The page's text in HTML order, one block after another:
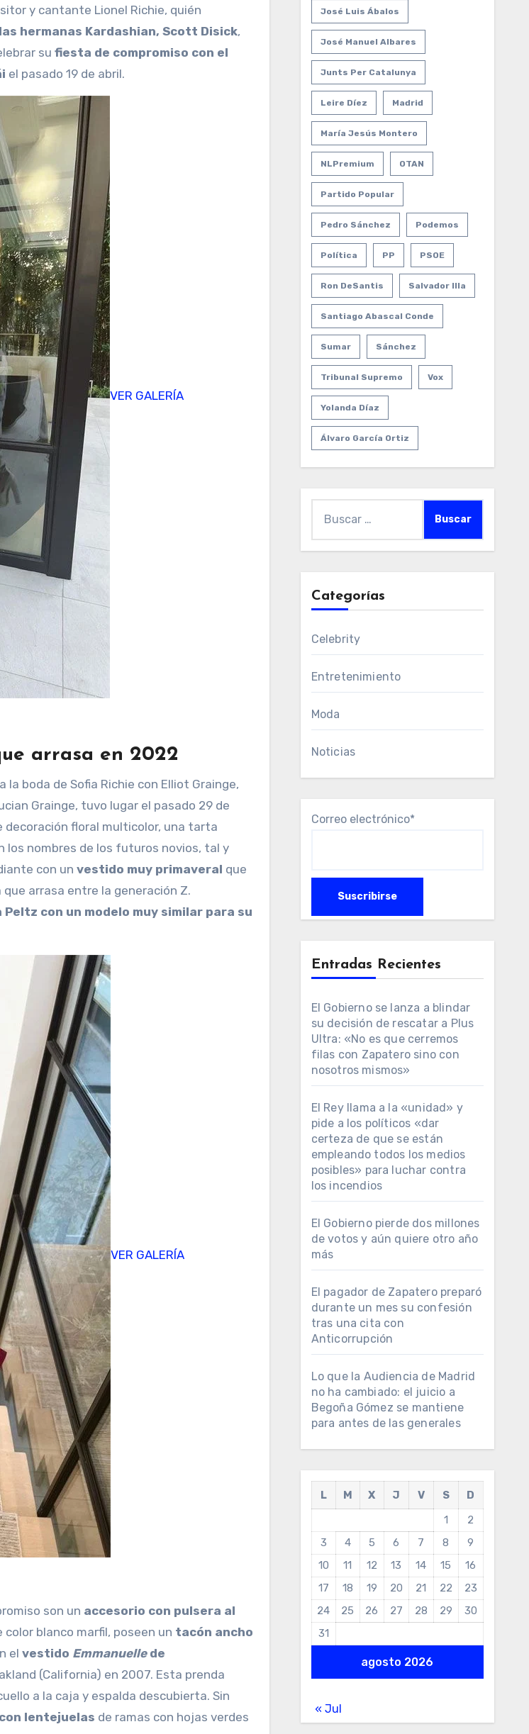
y cantante Lionel Richie, quién
hermanas Kardashian, Scott Disick,
su fiesta de compromiso con el
el pasado 19 de abril.
VER GALERÍA
arrasa en 2022
boda de Sofia Richie con Elliot Grainge,
Grainge, tuvo lugar el pasado 29 de
decoración floral multicolor, una tarta
los nombres de los futuros novios, tal y
con un vestido muy primaveral que
arrasa entre la generación Z.
Peltz con un modelo muy similar para su
VER GALERÍA
son un accesorio con pulsera al
color blanco marfil, poseen un tacón ancho
el vestido Emmanuellede
(California) en 2007. Esta prenda
a la caja y espalda descubierta. Sin
lentejuelas de ramas con hojas verdes
José Luis Ábalos
José Manuel Albares
Junts Per Catalunya
Leire Díez Madrid
María Jesús Montero
NLPremium OTAN
Partido Popular
Pedro Sánchez Podemos
Política PP PSOE
Ron DeSantis Salvador Illa
Santiago Abascal Conde
Sumar Sánchez
Tribunal Supremo Vox
Yolanda Díaz
Álvaro García Ortiz
Categorías
Celebrity
Entretenimiento
Moda
Noticias
Correo electrónico*
Entradas Recientes
El Gobierno se lanza a blindar
su decisión de rescatar a Plus
Ultra: «No es que cerremos
filas con Zapatero sino con
nosotros mismos»
El Rey llama a la «unidad» y
pide a los políticos «dar
certeza de que se están
empleando todos los medios
posibles» para luchar contra
los incendios
El Gobierno pierde dos millones
de votos y aún quiere otro año
más
El pagador de Zapatero preparó
durante un mes su confesión
tras una cita con
Anticorrupción
Lo que la Audiencia de Madrid
no ha cambiado: el juicio a
Begoña Gómez se mantiene
para antes de las generales
agosto 2026
L M X J V S
D
1
2
3
4 5 6 7 8
9
10
11 12 13 14 15
16
17
18 19 20 21 22
23
24
25 26 27 28 29
30
31
« Jul